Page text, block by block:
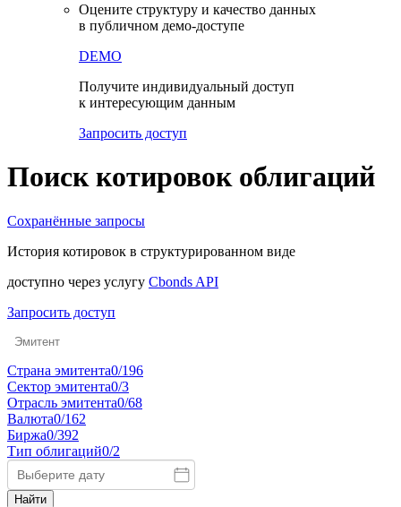
Оцените структуру и качество данных
в публичном демо-доступе
DEMO
Получите индивидуальный доступ
к интересующим данным
Запросить доступ
Поиск котировок облигаций
Сохранённые запросы
История котировок в структурированном виде
доступно через услугу Cbonds API
Запросить доступ
Страна эмитента0/196
Сектор эмитента0/3
Отрасль эмитента0/68
Валюта0/162
Биржа0/392
Тип облигаций0/2